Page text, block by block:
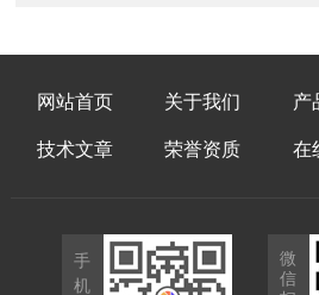
网站首页 关于我们 产
技术文章 荣誉资质 在
手
机
微
信